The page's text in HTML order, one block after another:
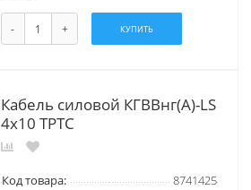
- + КУПИТЬ
Кабель силовой КГВВнг(А)-LS
4х10 ТРТС
Код товара:
8741425